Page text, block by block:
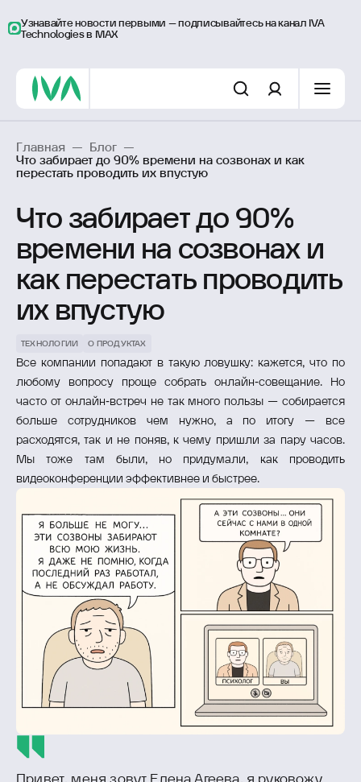
Узнавайте новости первыми – подписывайтесь на канал IVA
Technologies в MAX
Главная — Блог
—
Что забирает до 90% времени на созвонах и как
перестать проводить их впустую
Что забирает до 90%
времени на созвонах и
как перестать проводить
их впустую
ТЕХНОЛОГИИ О ПРОДУКТАХ
Все компании попадают в такую ловушку: кажется, что по
любому вопросу проще собрать онлайн‑совещание. Но
часто от онлайн‑встреч не так много пользы — собирается
больше сотрудников чем нужно, а по итогу — все
расходятся, так и не поняв, к чему пришли за пару часов.
Мы тоже там были, но придумали, как проводить
видеоконференции эффективнее и быстрее.
Привет, меня зовут Елена Агеева, я руковожу